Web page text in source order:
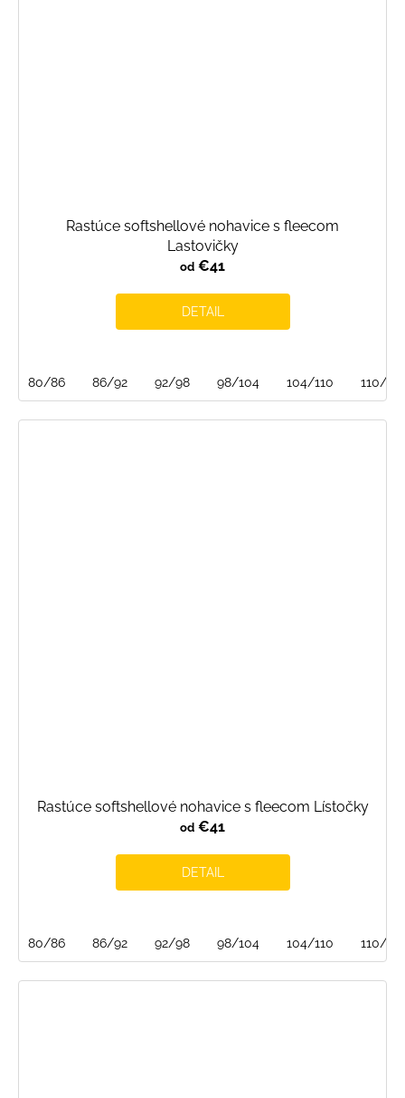
Rastúce softshellové nohavice s fleecom
Lastovičky
od €41
DETAIL
80/86 86/92 92/98 98/104 104/110 110/116
Rastúce softshellové nohavice s fleecom Lístočky
od €41
DETAIL
80/86 86/92 92/98 98/104 104/110 110/116